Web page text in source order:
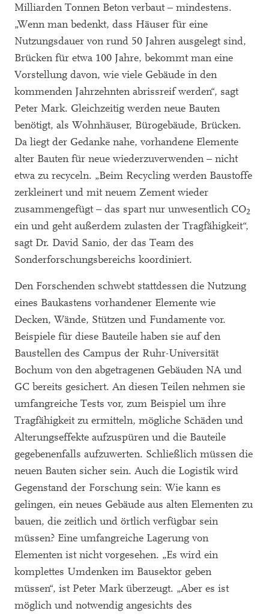
Milliarden Tonnen Beton verbaut – mindestens.
„Wenn man bedenkt, dass Häuser für eine
Nutzungsdauer von rund 50 Jahren ausgelegt sind,
Brücken für etwa 100 Jahre, bekommt man eine
Vorstellung davon, wie viele Gebäude in den
kommenden Jahrzehnten abrissreif werden“, sagt
Peter Mark. Gleichzeitig werden neue Bauten
benötigt, als Wohnhäuser, Bürogebäude, Brücken.
Da liegt der Gedanke nahe, vorhandene Elemente
alter Bauten für neue wiederzuverwenden – nicht
etwa zu recyceln. „Beim Recycling werden Baustoffe
zerkleinert und mit neuem Zement wieder
zusammengefügt – das spart nur unwesentlich CO2
ein und geht außerdem zulasten der Tragfähigkeit“,
sagt Dr. David Sanio, der das Team des
Sonderforschungsbereichs koordiniert.
Den Forschenden schwebt stattdessen die Nutzung
eines Baukastens vorhandener Elemente wie
Decken, Wände, Stützen und Fundamente vor.
Beispiele für diese Bauteile haben sie auf den
Baustellen des Campus der Ruhr-Universität
Bochum von den abgetragenen Gebäuden NA und
GC bereits gesichert. An diesen Teilen nehmen sie
umfangreiche Tests vor, zum Beispiel um ihre
Tragfähigkeit zu ermitteln, mögliche Schäden und
Alterungseffekte aufzuspüren und die Bauteile
gegebenenfalls aufzuwerten. Schließlich müssen die
neuen Bauten sicher sein. Auch die Logistik wird
Gegenstand der Forschung sein: Wie kann es
gelingen, ein neues Gebäude aus alten Elementen zu
bauen, die zeitlich und örtlich verfügbar sein
müssen? Eine umfangreiche Lagerung von
Elementen ist nicht vorgesehen. „Es wird ein
komplettes Umdenken im Bausektor geben
müssen“, ist Peter Mark überzeugt. „Aber es ist
möglich und notwendig angesichts des